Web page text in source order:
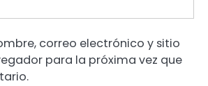
correo electrónico y sitio
para la próxima vez que